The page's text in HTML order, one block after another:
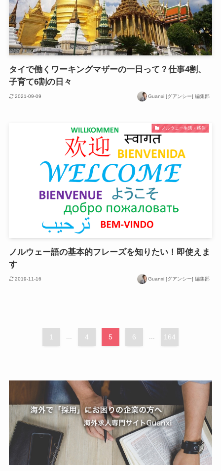
タイで働くワーキングマザーの一日って？仕事4割、
子育て6割の日々
2021-09-09 Guanxi [グアンシー] 編集部
ノルウェー生活・移住
ノルウェー語の基本的フレーズを知りたい！即使えま
す
2019-11-16 Guanxi [グアンシー] 編集部
1 4 5 6 164